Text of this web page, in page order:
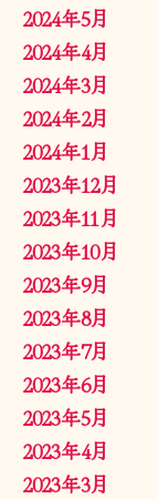
2024年5月
2024年4月
2024年3月
2024年2月
2024年1月
2023年12月
2023年11月
2023年10月
2023年9月
2023年8月
2023年7月
2023年6月
2023年5月
2023年4月
2023年3月